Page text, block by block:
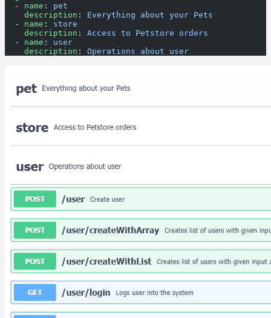
  -
name : pet
    description
: Everything about your Pets
  -
name : store
    description
: Access to Petstore orders
  -
name : user
    description
: Operations about user